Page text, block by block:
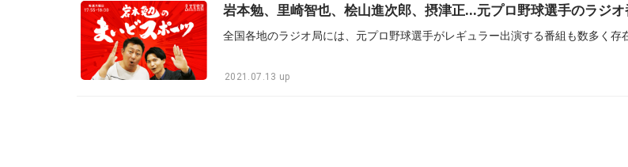
岩本勉、里崎智也、桧山進次郎、摂津正…元プロ野球選手のラジオ
2021.07.13 up